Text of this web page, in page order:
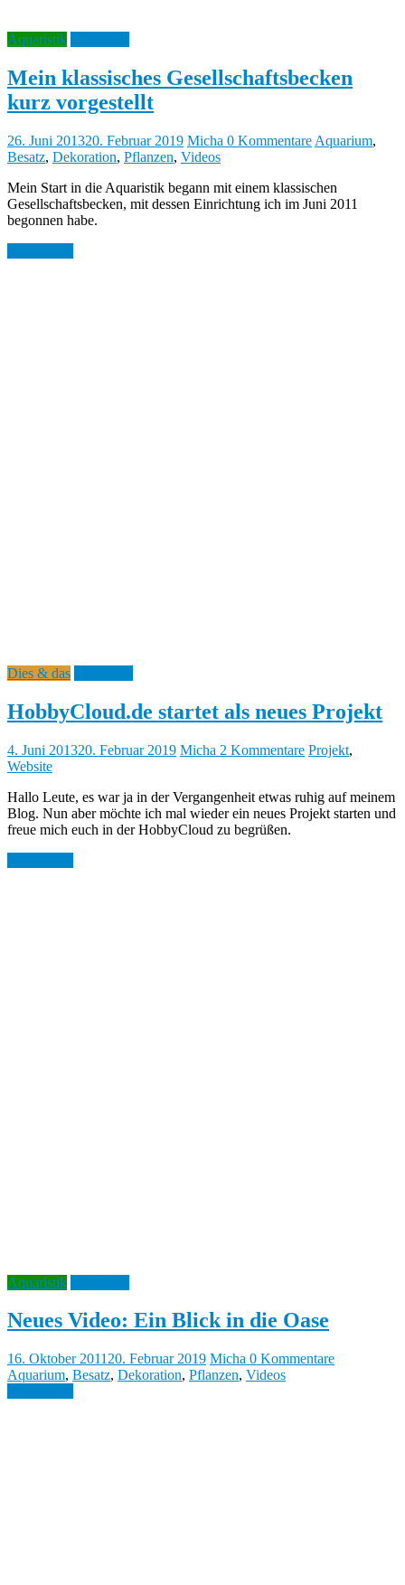
Aquaristik
Mein klassisches Gesellschaftsbecken
kurz vorgestellt
26. Juni 201320. Februar 2019 Micha 0 Kommentare Aquarium,
Besatz, Dekoration, Pflanzen, Videos
Mein Start in die Aquaristik begann mit einem klassischen
Gesellschaftsbecken, mit dessen Einrichtung ich im Juni 2011
begonnen habe.
Dies & das
HobbyCloud.de startet als neues Projekt
4. Juni 201320. Februar 2019 Micha 2 Kommentare Projekt,
Website
Hallo Leute, es war ja in der Vergangenheit etwas ruhig auf meinem
Blog. Nun aber möchte ich mal wieder ein neues Projekt starten und
freue mich euch in der HobbyCloud zu begrüßen.
Aquaristik
Neues Video: Ein Blick in die Oase
16. Oktober 2011 20. Februar 2019 Micha 0 Kommentare
Aquarium, Besatz, Dekoration, Pflanzen, Videos